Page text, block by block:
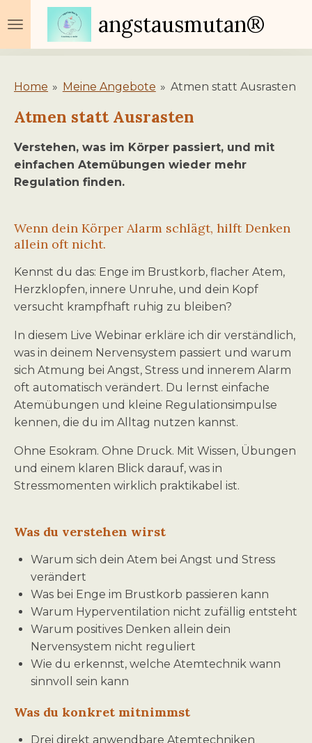
Hauptinhalt
springen
angstausmutan®
Home » Meine Angebote » Atmen statt Ausrasten
Atmen statt Ausrasten
Verstehen, was im Körper passiert, und mit
einfachen Atemübungen wieder mehr
Regulation finden.
Wenn dein Körper Alarm schlägt, hilft Denken
allein oft nicht.
Kennst du das: Enge im Brustkorb, flacher Atem,
Herzklopfen, innere Unruhe, und dein Kopf
versucht krampfhaft ruhig zu bleiben?
In diesem Live Webinar erkläre ich dir verständlich,
was in deinem Nervensystem passiert und warum
sich Atmung bei Angst, Stress und innerem Alarm
oft automatisch verändert. Du lernst einfache
Atemübungen und kleine Regulationsimpulse
kennen, die du im Alltag nutzen kannst.
Ohne Esokram. Ohne Druck. Mit Wissen, Übungen
und einem klaren Blick darauf, was in
Stressmomenten wirklich praktikabel ist.
Was du verstehen wirst
Warum sich dein Atem bei Angst und Stress
verändert
Was bei Enge im Brustkorb passieren kann
Warum Hyperventilation nicht zufällig entsteht
Warum positives Denken allein dein
Nervensystem nicht reguliert
Wie du erkennst, welche Atemtechnik wann
sinnvoll sein kann
Was du konkret mitnimmst
Drei direkt anwendbare Atemtechniken